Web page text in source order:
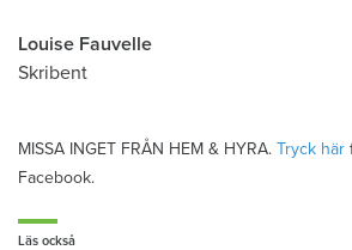
Louise Fauvelle
Skribent
MISSA INGET FRÅN HEM & HYRA. Tryck här
Facebook.
Läs också